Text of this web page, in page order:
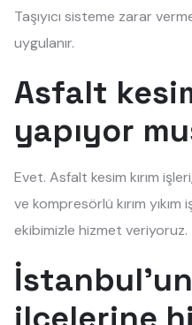
Taşıyıcı sisteme zarar
uygulanır.
Asfalt
yapıyor
Evet. Asfalt kesim kırım
ve kompresörlü kırım
ekibimizle hizmet veriyoruz.